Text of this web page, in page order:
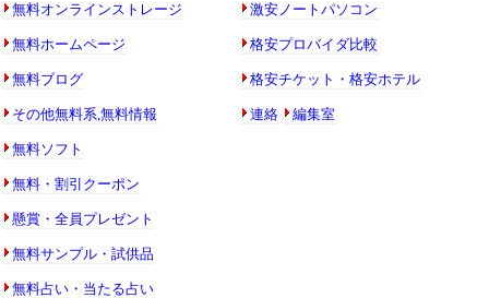
無料オンラインストレージ
無料ホームページ
無料ブログ
その他無料系,無料情報
無料ソフト
無料・割引クーポン
懸賞・全員プレゼント
無料サンプル・試供品
無料占い・当たる占い
激安ノートパソコン
格安プロバイダ比較
格安チケット・格安ホテル
連絡 編集室